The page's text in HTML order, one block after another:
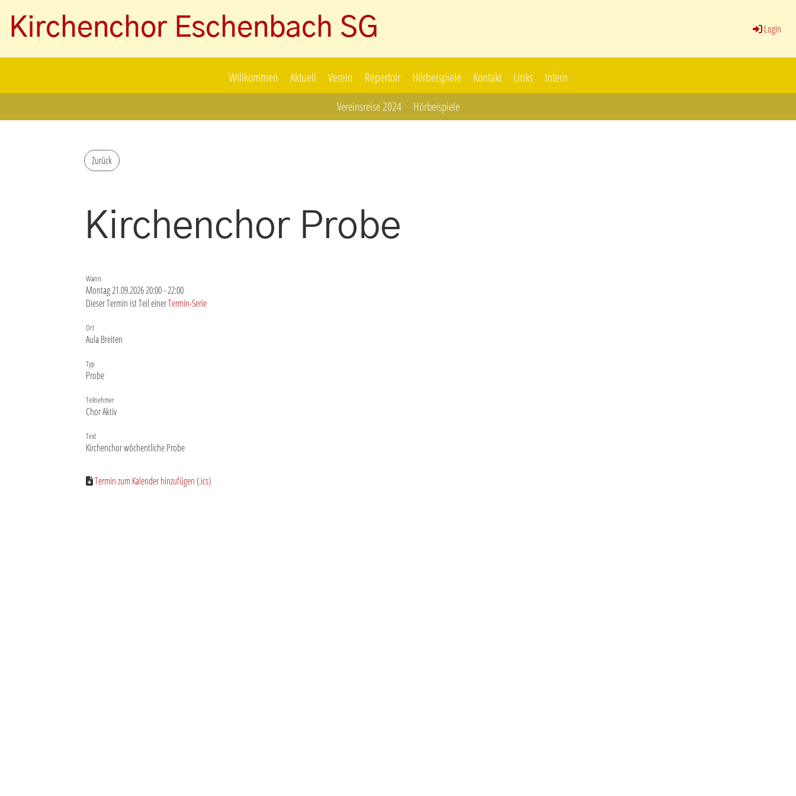
Kirchenchor Eschenbach SG Login
Willkommen Aktuell Verein Repertoir Hörbeispiele Kontakt Links Intern
Vereinsreise 2024 Hörbeispiele
Zurück
Kirchenchor Probe
Wann
Montag 21.09.2026 20:00 - 22:00
Dieser Termin ist Teil einerTermin-Serie
Ort
Aula Breiten
Typ
Probe
Teilnehmer
Chor Aktiv
Text
Kirchenchor wöchentliche Probe
Termin zum Kalender hinzufügen (.ics)